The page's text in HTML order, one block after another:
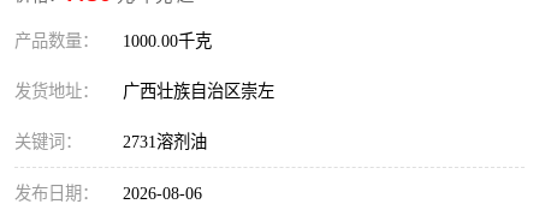
产品数量： 1000.00千克
发货地址： 广西壮族自治区崇左
关键词： 2731溶剂油
发布日期： 2026-08-06